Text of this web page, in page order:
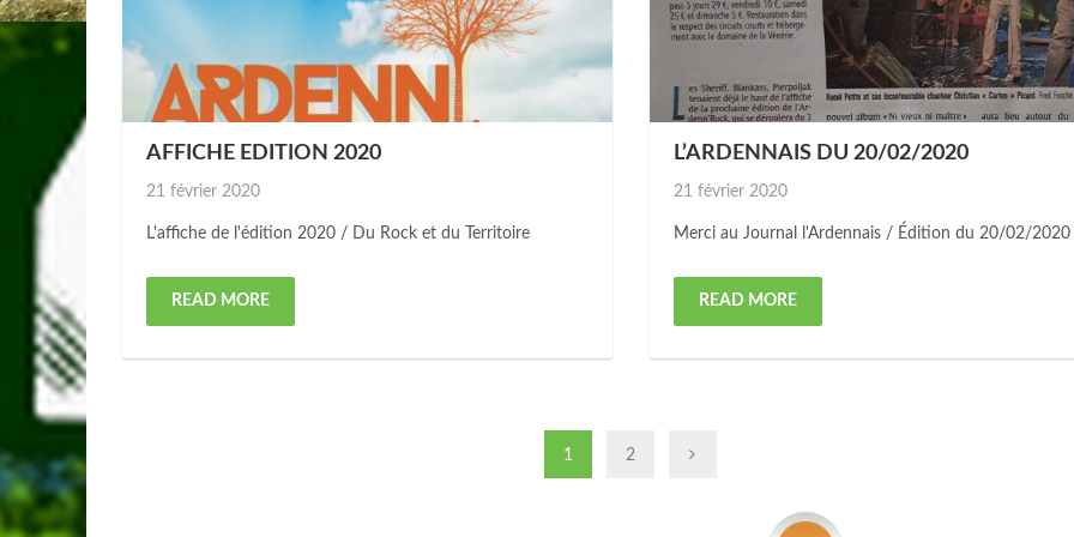
AFFICHE EDITION 2020
Posted
21 février 2020
L'affiche de l'édition 2020 / Du Rock et du Territoire
READ MORE
L’ARDENNAIS DU 20/02/2020
Posted
21 février 2020
Merci au Journal l'Ardennais / Édition du 20/02/
READ MORE
1 2